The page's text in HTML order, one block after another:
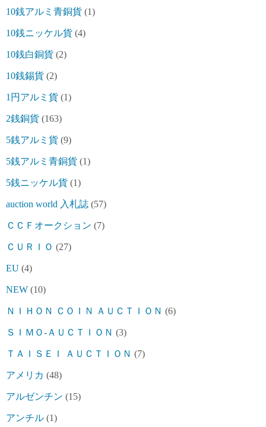
10銭アルミ青銅貨 (1)
10銭ニッケル貨 (4)
10銭白銅貨 (2)
10銭錫貨 (2)
1円アルミ貨 (1)
2銭銅貨 (163)
5銭アルミ貨 (9)
5銭アルミ青銅貨 (1)
5銭ニッケル貨 (1)
auction world 入札誌 (57)
ＣＣＦオークション (7)
ＣＵＲＩＯ (27)
EU (4)
NEW (10)
ＮＩＨＯＮ ＣＯＩＮ ＡＵＣＴＩＯＮ (6)
ＳＩＭＯ-ＡＵＣＴＩＯＮ (3)
ＴＡＩＳＥＩ ＡＵＣＴＩＯＮ (7)
アメリカ (48)
アルゼンチン (15)
アンチル (1)